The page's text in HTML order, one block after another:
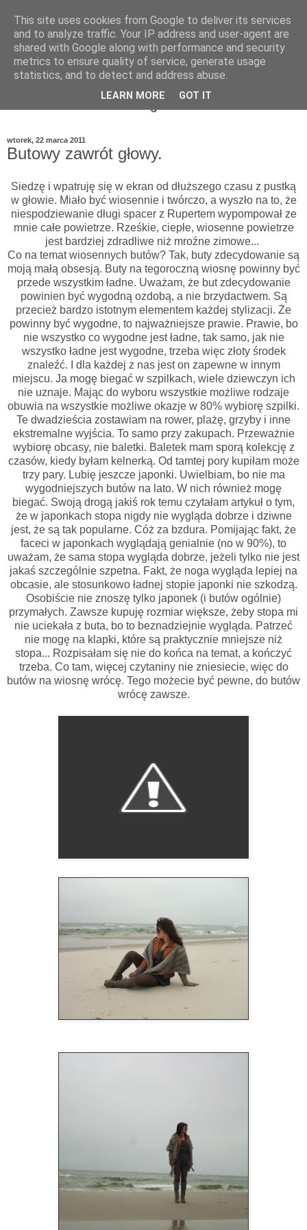
wtorek, 22 marca 2011
Butowy zawrót głowy.
Siedzę i wpatruję się w ekran od dłuższego czasu z pustką
w głowie. Miało być wiosennie i twórczo, a wyszło na to, że
niespodziewanie długi spacer z Rupertem wypompował ze
mnie całe powietrze. Rześkie, ciepłe, wiosenne powietrze
jest bardziej zdradliwe niż mroźne zimowe...
Co na temat wiosennych butów? Tak, buty zdecydowanie są
moją małą obsesją. Buty na tegoroczną wiosnę powinny być
przede wszystkim ładne. Uważam, że but zdecydowanie
powinien być wygodną ozdobą, a nie brzydactwem. Są
przecież bardzo istotnym elementem każdej stylizacji. Że
powinny być wygodne, to najważniejsze prawie. Prawie, bo
nie wszystko co wygodne jest ładne, tak samo, jak nie
wszystko ładne jest wygodne, trzeba więc złoty środek
znaleźć. I dla każdej z nas jest on zapewne w innym
miejscu. Ja mogę biegać w szpilkach, wiele dziewczyn ich
nie uznaje. Mając do wyboru wszystkie możliwe rodzaje
obuwia na wszystkie możliwe okazje w 80% wybiorę szpilki.
Te dwadzieścia zostawiam na rower, plażę, grzyby i inne
ekstremalne wyjścia. To samo przy zakupach. Przeważnie
wybiorę obcasy, nie baletki. Baletek mam sporą kolekcję z
czasów, kiedy byłam kelnerką. Od tamtej pory kupiłam może
trzy pary. Lubię jeszcze japonki. Uwielbiam, bo nie ma
wygodniejszych butów na lato. W nich również mogę
biegać. Swoją drogą jakiś rok temu czytałam artykuł o tym,
że w japonkach stopa nigdy nie wygląda dobrze i dziwne
jest, że są tak popularne. Cóż za bzdura. Pomijając fakt, że
faceci w japonkach wyglądają genialnie (no w 90%), to
uważam, że sama stopa wygląda dobrze, jeżeli tylko nie jest
jakaś szczególnie szpetna. Fakt, że noga wygląda lepiej na
obcasie, ale stosunkowo ładnej stopie japonki nie szkodzą.
Osobiście nie znoszę tylko japonek (i butów ogólnie)
przymałych. Zawsze kupuję rozmiar większe, żeby stopa mi
nie uciekała z buta, bo to beznadziejnie wygląda. Patrzeć
nie mogę na klapki, które są praktycznie mniejsze niż
stopa... Rozpisałam się nie do końca na temat, a kończyć
trzeba. Co tam, więcej czytaniny nie zniesiecie, więc do
butów na wiosnę wrócę. Tego możecie być pewne, do butów
wrócę zawsze.
This site uses cookies from Google to deliver its services
and to analyze traffic. Your IP address and user-agent are
shared with Google along with performance and security
metrics to ensure quality of service, generate usage
statistics, and to detect and address abuse.
LEARN MORE GOT IT